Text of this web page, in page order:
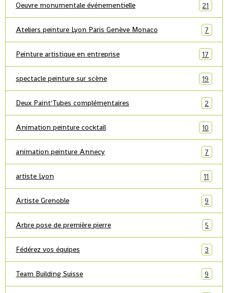
Oeuvre monumentale événementielle 21
Ateliers peinture Lyon Paris Genève Monaco 7
Peinture artistique en entreprise 17
spectacle peinture sur scène 19
Deux Paint'Tubes complémentaires 2
Animation peinture cocktail 10
animation peinture Annecy 7
artiste Lyon 11
Artiste Grenoble 9
Arbre pose de première pierre 5
Fédérez vos équipes 3
Team Building Suisse 9